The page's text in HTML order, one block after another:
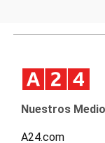
Nuestros
A24.com